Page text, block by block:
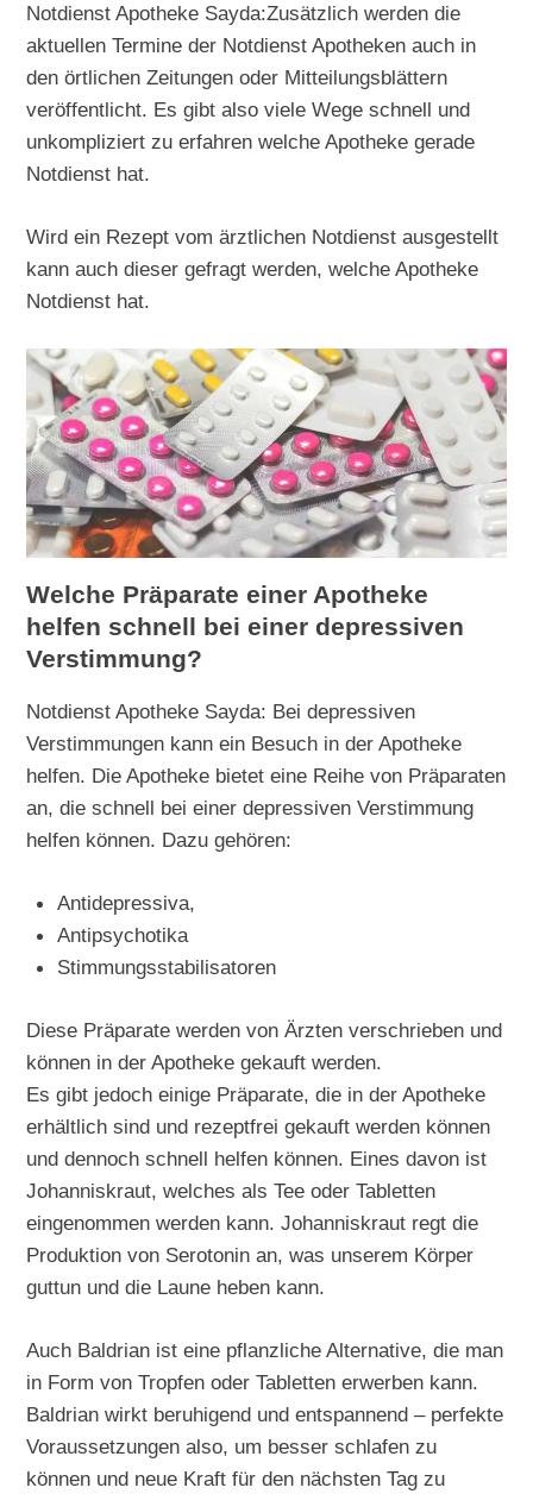
Notdienst Apotheke Sayda:Zusätzlich werden die
aktuellen Termine der Notdienst Apotheken auch in
den örtlichen Zeitungen oder Mitteilungsblättern
veröffentlicht. Es gibt also viele Wege schnell und
unkompliziert zu erfahren welche Apotheke gerade
Notdienst hat.
Wird ein Rezept vom ärztlichen Notdienst ausgestellt
kann auch dieser gefragt werden, welche Apotheke
Notdienst hat.
Welche Präparate einer Apotheke
helfen schnell bei einer depressiven
Verstimmung?
Notdienst Apotheke Sayda: Bei depressiven
Verstimmungen kann ein Besuch in der Apotheke
helfen. Die Apotheke bietet eine Reihe von Präparaten
an, die schnell bei einer depressiven Verstimmung
helfen können. Dazu gehören:
Antidepressiva,
Antipsychotika
Stimmungsstabilisatoren
Diese Präparate werden von Ärzten verschrieben und
können in der Apotheke gekauft werden.
Es gibt jedoch einige Präparate, die in der Apotheke
erhältlich sind und rezeptfrei gekauft werden können
und dennoch schnell helfen können. Eines davon ist
Johanniskraut, welches als Tee oder Tabletten
eingenommen werden kann. Johanniskraut regt die
Produktion von Serotonin an, was unserem Körper
guttun und die Laune heben kann.
Auch Baldrian ist eine pflanzliche Alternative, die man
in Form von Tropfen oder Tabletten erwerben kann.
Baldrian wirkt beruhigend und entspannend – perfekte
Voraussetzungen also, um besser schlafen zu
können und neue Kraft für den nächsten Tag zu